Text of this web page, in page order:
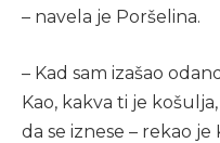
– navela je Poršelina.
– Kad sam izašao
Kao, kakva ti je
da se iznese – rekao je